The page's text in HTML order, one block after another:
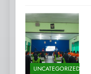
UNCATEGORIZED